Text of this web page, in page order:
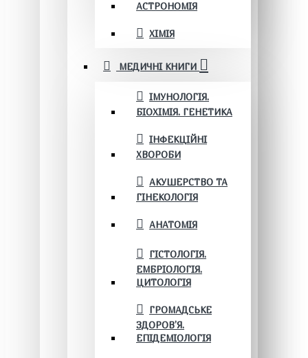
АСТРОНОМІЯ
ХІМІЯ
МЕДИЧНІ КНИГИ
ІМУНОЛОГІЯ.
БІОХІМІЯ. ГЕНЕТИКА
ІНФЕКЦІЙНІ
ХВОРОБИ
АКУШЕРСТВО ТА
ГІНЕКОЛОГІЯ
АНАТОМІЯ
ГІСТОЛОГІЯ.
ЕМБРІОЛОГІЯ.
ЦИТОЛОГІЯ
ГРОМАДСЬКЕ
ЗДОРОВ’Я.
ЕПІДЕМІОЛОГІЯ